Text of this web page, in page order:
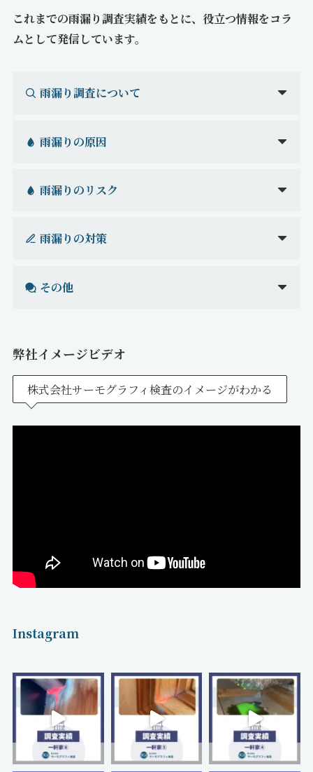
これまでの雨漏り調査実績をもとに、役立つ情報をコラ
ムとして発信しています。
雨漏り調査について
雨漏りの原因
雨漏りのリスク
雨漏りの対策
その他
弊社イメージビデオ
株式会社サーモグラフィ検査のイメージがわかる
Instagram